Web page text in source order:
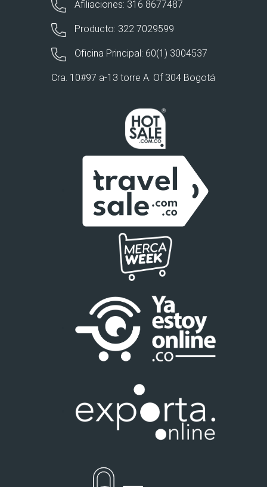
Afiliaciones: 316 8677487
Producto: 322 7029599
Oficina Principal: 60(1) 3004537
Cra. 10#97 a-13 torre A. Of 304 Bogotá